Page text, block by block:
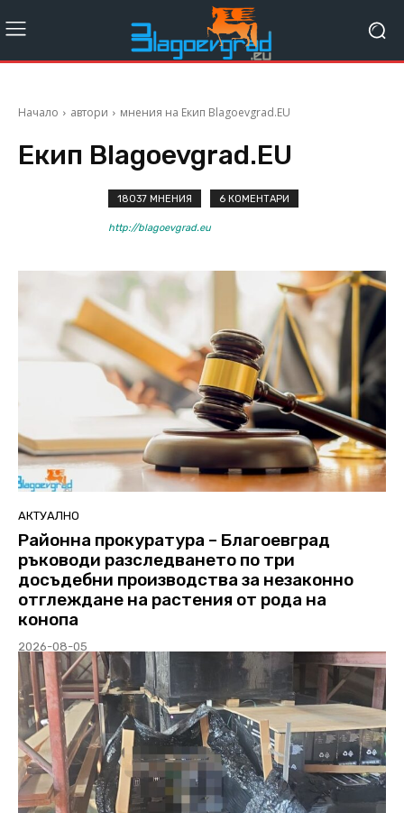
Начало автори мнения на Екип Blagoevgrad.EU
Екип Blagoevgrad.EU
18037 МНЕНИЯ 6 КОМЕНТАРИ
http://blagoevgrad.eu
АКТУАЛНО
Районна прокуратура – Благоевград
ръководи разследването по три
досъдебни производства за незаконно
отглеждане на растения от рода на
конопа
2026-08-05